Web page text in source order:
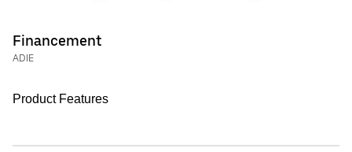
Financement
ADIE
Product Features